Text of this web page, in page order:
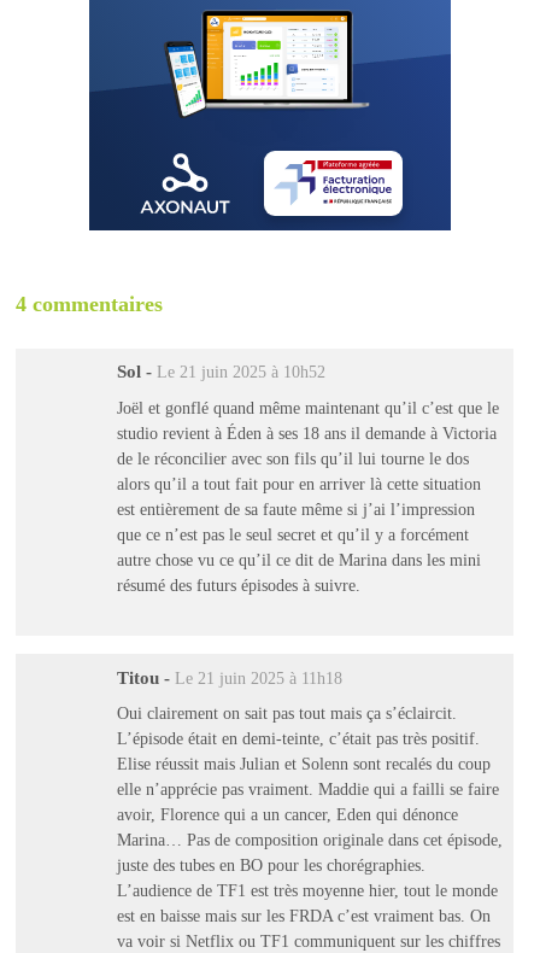
4 commentaires
Sol - Le 21 juin 2025 à 10h52
Joël et gonflé quand même maintenant qu’il c’est que le
studio revient à Éden à ses 18 ans il demande à Victoria
de le réconcilier avec son fils qu’il lui tourne le dos
alors qu’il a tout fait pour en arriver là cette situation
est entièrement de sa faute même si j’ai l’impression
que ce n’est pas le seul secret et qu’il y a forcément
autre chose vu ce qu’il ce dit de Marina dans les mini
résumé des futurs épisodes à suivre.
Titou - Le 21 juin 2025 à 11h18
Oui clairement on sait pas tout mais ça s’éclaircit.
L’épisode était en demi-teinte, c’était pas très positif.
Elise réussit mais Julian et Solenn sont recalés du coup
elle n’apprécie pas vraiment. Maddie qui a failli se faire
avoir, Florence qui a un cancer, Eden qui dénonce
Marina… Pas de composition originale dans cet épisode,
juste des tubes en BO pour les chorégraphies.
L’audience de TF1 est très moyenne hier, tout le monde
est en baisse mais sur les FRDA c’est vraiment bas. On
va voir si Netflix ou TF1 communiquent sur les chiffres